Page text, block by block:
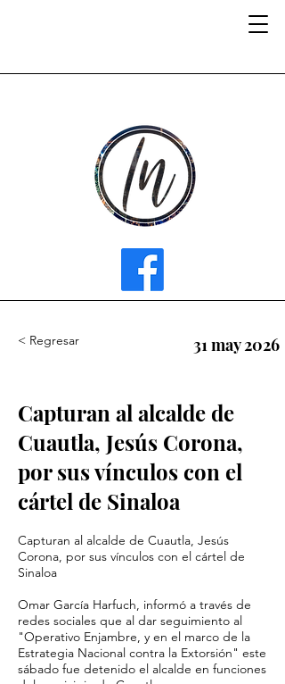
< Regresar 31 may 2026
Capturan al alcalde de
Cuautla, Jesús Corona,
por sus vínculos con el
cártel de Sinaloa
Capturan al alcalde de Cuautla, Jesús
Corona, por sus vínculos con el cártel de
Sinaloa
Omar García Harfuch, informó a través de
redes sociales que al dar seguimiento al
"Operativo Enjambre, y en el marco de la
Estrategia Nacional contra la Extorsión" este
sábado fue detenido el alcalde en funciones